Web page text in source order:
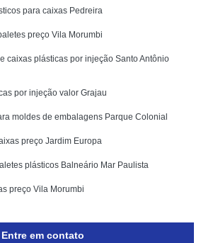
para caixas Pedreira
preço Vila Morumbi
caixas plásticas por injeção Santo Antônio
por injeção valor Grajau
moldes de embalagens Parque Colonial
preço Jardim Europa
plásticos Balneário Mar Paulista
preço Vila Morumbi
Entre em contato